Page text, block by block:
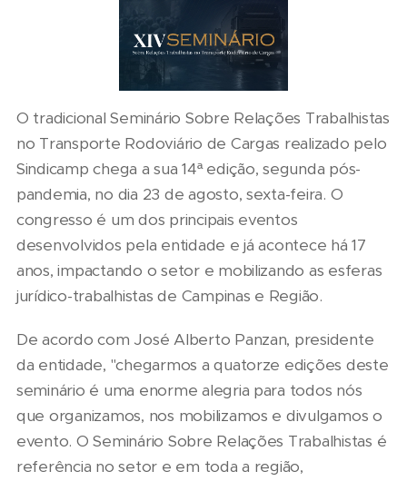
O tradicional Seminário Sobre Relações Trabalhistas
no Transporte Rodoviário de Cargas realizado pelo
Sindicamp chega a sua 14ª edição, segunda pós-
pandemia, no dia 23 de agosto, sexta-feira. O
congresso é um dos principais eventos
desenvolvidos pela entidade e já acontece há 17
anos, impactando o setor e mobilizando as esferas
jurídico-trabalhistas de Campinas e Região.
De acordo com José Alberto Panzan, presidente
da entidade, "chegarmos a quatorze edições deste
seminário é uma enorme alegria para todos nós
que organizamos, nos mobilizamos e divulgamos o
evento. O Seminário Sobre Relações Trabalhistas é
referência no setor e em toda a região,